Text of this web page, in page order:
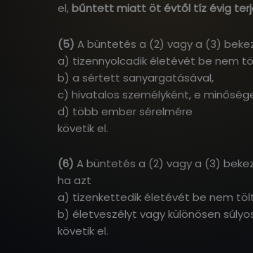
el,bűntett miatt öt évtől tíz évig
(5) A büntetés a (2) vagy a (3)
a) tizennyolcadik életévét be nem
b) a sértett sanyargatásával,
c) hivatalos személyként, e
d) több ember sérelmére
követik el.
(6) A büntetés a (2) vagy a (3)
ha azt
a) tizenkettedik életévét be nem
b) életveszélyt vagy különösen
követik el.